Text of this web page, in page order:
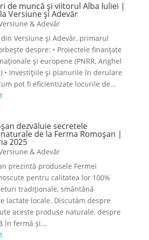
de muncă și viitorul Alba Iuliei |
Versiune și Adevăr
& Adevăr
Versiune și Adevăr, primarul
despre: • Proiectele finanțate
și europene (PNRR, Anghel
• Investițiile și planurile în derulare
pot fi eficientizate locurile de...
dezvăluie secretele
de la Ferma Romoșan |
2025
& Adevăr
prezintă produsele Fermei
pentru calitatea lor 100%
tradiționale, smântână
lactate locale. Discutăm despre
aceste produse naturale, despre
în fermă și...